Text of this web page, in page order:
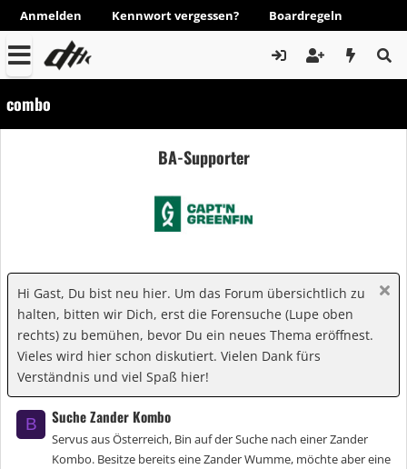
Anmelden Kennwort vergessen? Boardregeln
combo
BA-Supporter
Hi Gast, Du bist neu hier. Um das Forum übersichtlich zu
halten, bitten wir Dich, erst die Forensuche (Lupe oben
rechts) zu bemühen, bevor Du ein neues Thema eröffnest.
Vieles wird hier schon diskutiert. Vielen Dank fürs
Verständnis und viel Spaß hier!
B Suche Zander Kombo
Servus aus Österreich, Bin auf der Suche nach einer Zander
Kombo. Besitze bereits eine Zander Wumme, möchte aber eine